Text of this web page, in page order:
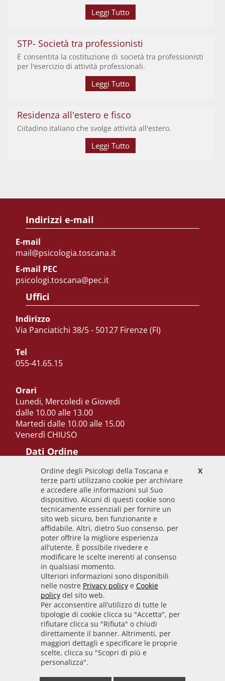
Leggi Tutto
STP- Società tra professionisti
È consentita la costituzione di società tra professionisti
per l'esercizio di attività professionali.
Leggi Tutto
Residenza all'estero e fisco
Ciitadino italiano che svolge attività all'estero.
Leggi Tutto
Indirizzi e-mail
E-mail
mail@psicologia.toscana.it
E-mail PEC
psicologi.toscana@pec.it
Uffici
Indirizzo
Via Panciatichi 38/5 - 50127 Firenze (FI)
Tel
055-41.65.15
Orari
Lunedi, Mercoledi e Giovedì
dalle 10.00 alle 13.00
Martedi dalle 10.00 alle 15.00
Venerdì CHIUSO
Dati Ordine
Codice Fiscale
92009700458
Codice IPA
odpt_to
Linee guida
Sito realizzato seguendo le linee guida di sviluppo
per i servizi web delle PA pubblicate da AGID in
collaborazione con il TEAM PER LA
TRASFORMAZIONE DIGITALE.
• Informativa cookie • Informativa privacy
• Amministrazione trasparente • Whistleblowing
X
Ordine degli Psicologi della Toscana e
terze parti utilizzano cookie per archiviare
e accedere alle informazioni sul Suo
dispositivo. Alcuni di questi cookie sono
tecnicamente essenziali per fornire un
sito web sicuro, ben funzionante e
affidabile. Altri, dietro Suo consenso, per
poter offrire la migliore esperienza
all’utente. È possibile rivedere e
modificare le scelte inerenti al consenso
in qualsiasi momento.
Ulteriori informazioni sono disponibili
nelle nostre Privacy policye Cookie
policydel sito web.
Per acconsentire all’utilizzo di tutte le
tipologie di cookie clicca su "Accetta", per
rifiutare clicca su "Rifiuta" o chiudi
direttamente il banner. Altrimenti, per
maggiori dettagli e specificare le proprie
scelte, clicca su "Scopri di più e
personalizza".